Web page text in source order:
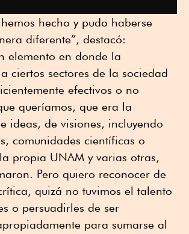
hecho y pudo haberse
diferente”, destacó:
elemento en donde la
ciertos sectores de la sociedad
efectivos o no
queríamos, que era la
ideas, de visiones, incluyendo
comunidades científicas o
propia UNAM y varias otras,
Pero quiero reconocer de
quizá no tuvimos el talento
o persuadirles de ser
para sumarse al